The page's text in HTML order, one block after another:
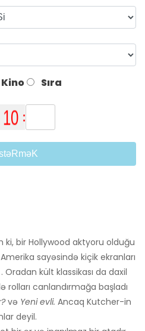
Kino Sıra
bir Hollywood aktyoru olduğu
sayəsində kiçik ekranları
. Oradan kült klassikası da daxil
canlandırmağa başladı
və Yeni evli. Ancaq Kutcher-in
deyil.